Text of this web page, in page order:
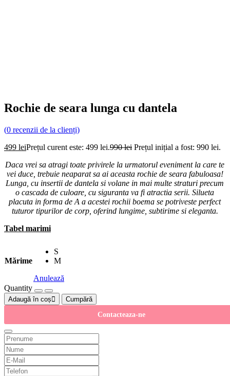
Rochie de seara lunga cu dantela
(0 recenzii de la clienți)
499 leiPrețul curent este: 499 lei.990lei Prețul inițial a fost: 990 lei.
Daca vrei sa atragi toate privirele la urmatorul eveniment la care te
vei duce, trebuie neaparat sa ai aceasta rochie de seara fabuloasa!
Lunga, cu insertii de dantela si volane in mai multe straturi precum
o cascada de culoare, cu siguranta va fi atractia serii. Silueta
placuta in forma de A a acestei rochii boema se potriveste perfect
tuturor tipurilor de corp, oferind lungime, subtirime si eleganta.
Tabel marimi
Mărime
S
M
Anulează
Quantity
Adaugă în coș
Cumpără
Contacteaza-ne